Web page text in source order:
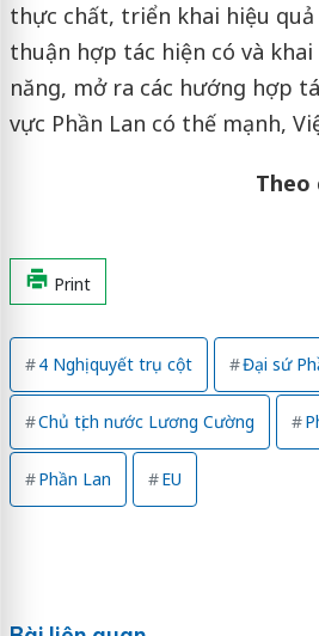
thực chất, triển khai hiệu quả
thuận hợp tác hiện có và
năng, mở ra các hướng hợp
vực Phần Lan có thế mạnh,
Theo
Print
4 Nghị quyết trụ cột Đại sứ
Chủ tịch nước Lương Cường
Phần Lan EU